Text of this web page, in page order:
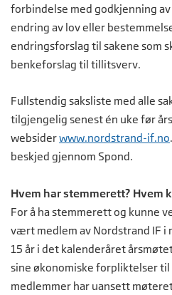
forbindelse med godkjenning
endring av lov eller
endringsforslag til sakene som
benkeforslag til tillitsverv.
Fullstendig saksliste med alle
tilgjengelig senest én uke før
websiderwww.nordstrand-if.no
beskjed gjennom Spond.
Hvem har stemmerett? Hvem
For å ha stemmerett og kunne
vært medlem av Nordstrand IF i
15 år i det kalenderåret
sine økonomiske forpliktelser til
medlemmer har uansett